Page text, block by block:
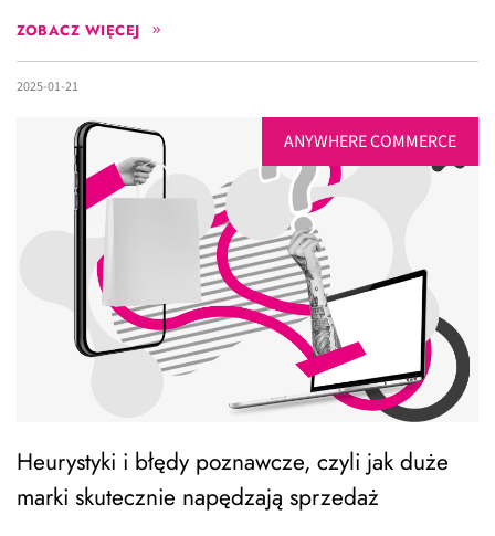
ZOBACZ WIĘCEJ
2025-01-21
ANYWHERE COMMERCE
Heurystyki i błędy poznawcze, czyli jak duże
marki skutecznie napędzają sprzedaż